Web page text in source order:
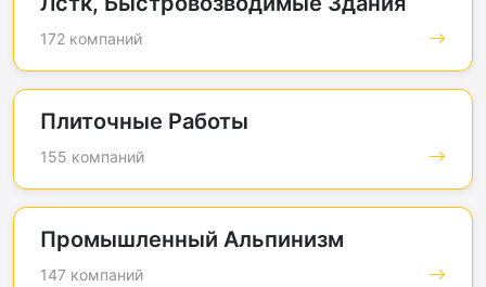
172 компаний
Плиточные Работы
155 компаний
Промышленный Альпинизм
147 компаний